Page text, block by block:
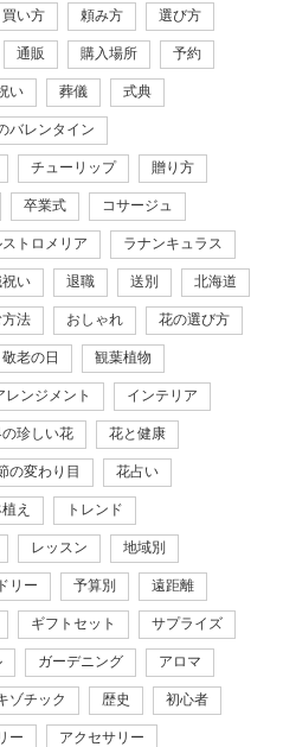
買い方 頼み方 選び方
通販 購入場所 予約
い 葬儀 式典
バレンタイン
チューリップ 贈り方
卒業式 コサージュ
ストロメリア ラナンキュラス
祝い 退職 送別 北海道
方法 おしゃれ 花の選び方
敬老の日 観葉植物
レンジメント インテリア
の珍しい花 花と健康
の変わり目 花占い
え トレンド
レッスン 地域別
リー 予算別 遠距離
ギフトセット サプライズ
ガーデニング アロマ
ゾチック 歴史 初心者
ー アクセサリー